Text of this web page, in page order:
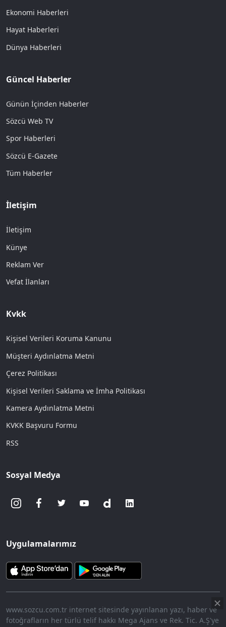
Ekonomi Haberleri
Hayat Haberleri
Dünya Haberleri
Güncel Haberler
Günün İçinden Haberler
Sözcü Web TV
Spor Haberleri
Sözcü E-Gazete
Tüm Haberler
İletişim
İletişim
Künye
Reklam Ver
Vefat İlanları
Kvkk
Kişisel Verileri Koruma Kanunu
Müşteri Aydınlatma Metni
Çerez Politikası
Kişisel Verileri Saklama ve İmha Politikası
Kamera Aydınlatma Metni
KVKK Başvuru Formu
RSS
Sosyal Medya
Uygulamalarımız
www.sozcu.com.tr internet sitesinde yayınlanan yazı, haber ve
fotoğrafların her türlü telif hakkı Mega Ajans ve Rek. Tic. A.Ş'ye